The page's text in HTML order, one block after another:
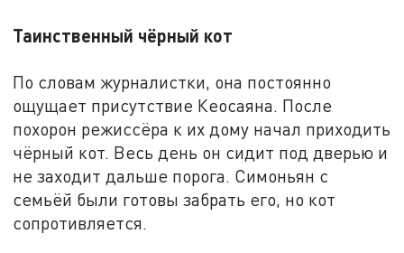
Таинственный чёрный кот
По словам журналистки, она постоянно
ощущает присутствие Кеосаяна. После
похорон режиссёра к их дому начал приходить
чёрный кот. Весь день он сидит под дверью и
не заходит дальше порога. Симоньян с
семьёй были готовы забрать его, но кот
сопротивляется.